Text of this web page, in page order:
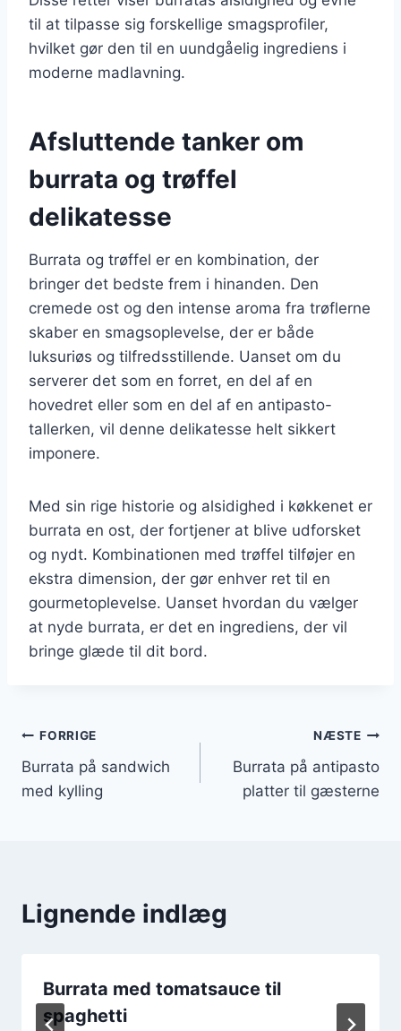
til at tilpasse sig forskellige smagsprofiler,
hvilket gør den til en uundgåelig ingrediens i
moderne madlavning.
Afsluttende tanker om
burrata og trøffel
delikatesse
Burrata og trøffel er en kombination, der
bringer det bedste frem i hinanden. Den
cremede ost og den intense aroma fra trøflerne
skaber en smagsoplevelse, der er både
luksuriøs og tilfredsstillende. Uanset om du
serverer det som en forret, en del af en
hovedret eller som en del af en antipasto-
tallerken, vil denne delikatesse helt sikkert
imponere.
Med sin rige historie og alsidighed i køkkenet er
burrata en ost, der fortjener at blive udforsket
og nydt. Kombinationen med trøffel tilføjer en
ekstra dimension, der gør enhver ret til en
gourmetoplevelse. Uanset hvordan du vælger
at nyde burrata, er det en ingrediens, der vil
bringe glæde til dit bord.
Indlægsnavigation
FORRIGE
Burrata på sandwich
med kylling
NÆSTE
Burrata på antipasto
platter til gæsterne
Lignende indlæg
Burrata med tomatsauce til
spaghetti